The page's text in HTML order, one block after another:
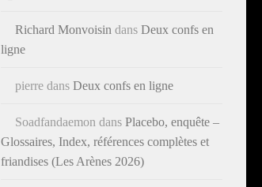
Richard Monvoisin dans Deux confs en
ligne
pierre dans Deux confs en ligne
Soadfandaemon dans Placebo, enquête –
Glossaires, Index, références complètes et
friandises (Les Arènes 2026)